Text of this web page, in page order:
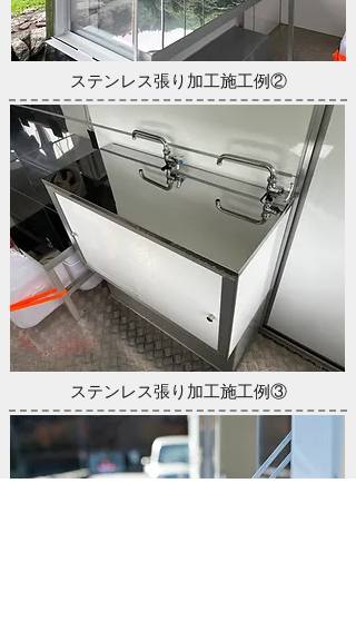
ステンレス張り加工施工例②
ステンレス張り加工施工例③